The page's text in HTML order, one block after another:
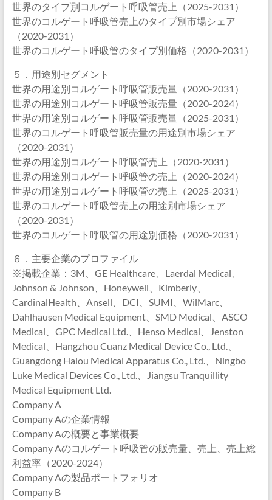
世界のタイプ別コルゲート呼吸管売上（2025-2031）
世界のコルゲート呼吸管売上のタイプ別市場シェア
（2020-2031）
世界のコルゲート呼吸管のタイプ別価格（2020-2031）
５．用途別セグメント
世界の用途別コルゲート呼吸管販売量（2020-2031）
世界の用途別コルゲート呼吸管販売量（2020-2024）
世界の用途別コルゲート呼吸管販売量（2025-2031）
世界のコルゲート呼吸管販売量の用途別市場シェア
（2020-2031）
世界の用途別コルゲート呼吸管売上（2020-2031）
世界の用途別コルゲート呼吸管の売上（2020-2024）
世界の用途別コルゲート呼吸管の売上（2025-2031）
世界のコルゲート呼吸管売上の用途別市場シェア
（2020-2031）
世界のコルゲート呼吸管の用途別価格（2020-2031）
６．主要企業のプロファイル
※掲載企業：3M、GE Healthcare、Laerdal Medical、
Johnson & Johnson、Honeywell、Kimberly、
CardinalHealth、Ansell、DCI、SUMI、WilMarc、
Dahlhausen Medical Equipment、SMD Medical、ASCO
Medical、GPC Medical Ltd.、Henso Medical、Jenston
Medical、Hangzhou Cuanz Medical Device Co., Ltd.、
Guangdong Haiou Medical Apparatus Co., Ltd.、Ningbo
Luke Medical Devices Co., Ltd.、Jiangsu Tranquillity
Medical Equipment Ltd.
Company A
Company Aの企業情報
Company Aの概要と事業概要
Company Aのコルゲート呼吸管の販売量、売上、売上総
利益率（2020-2024）
Company Aの製品ポートフォリオ
Company B